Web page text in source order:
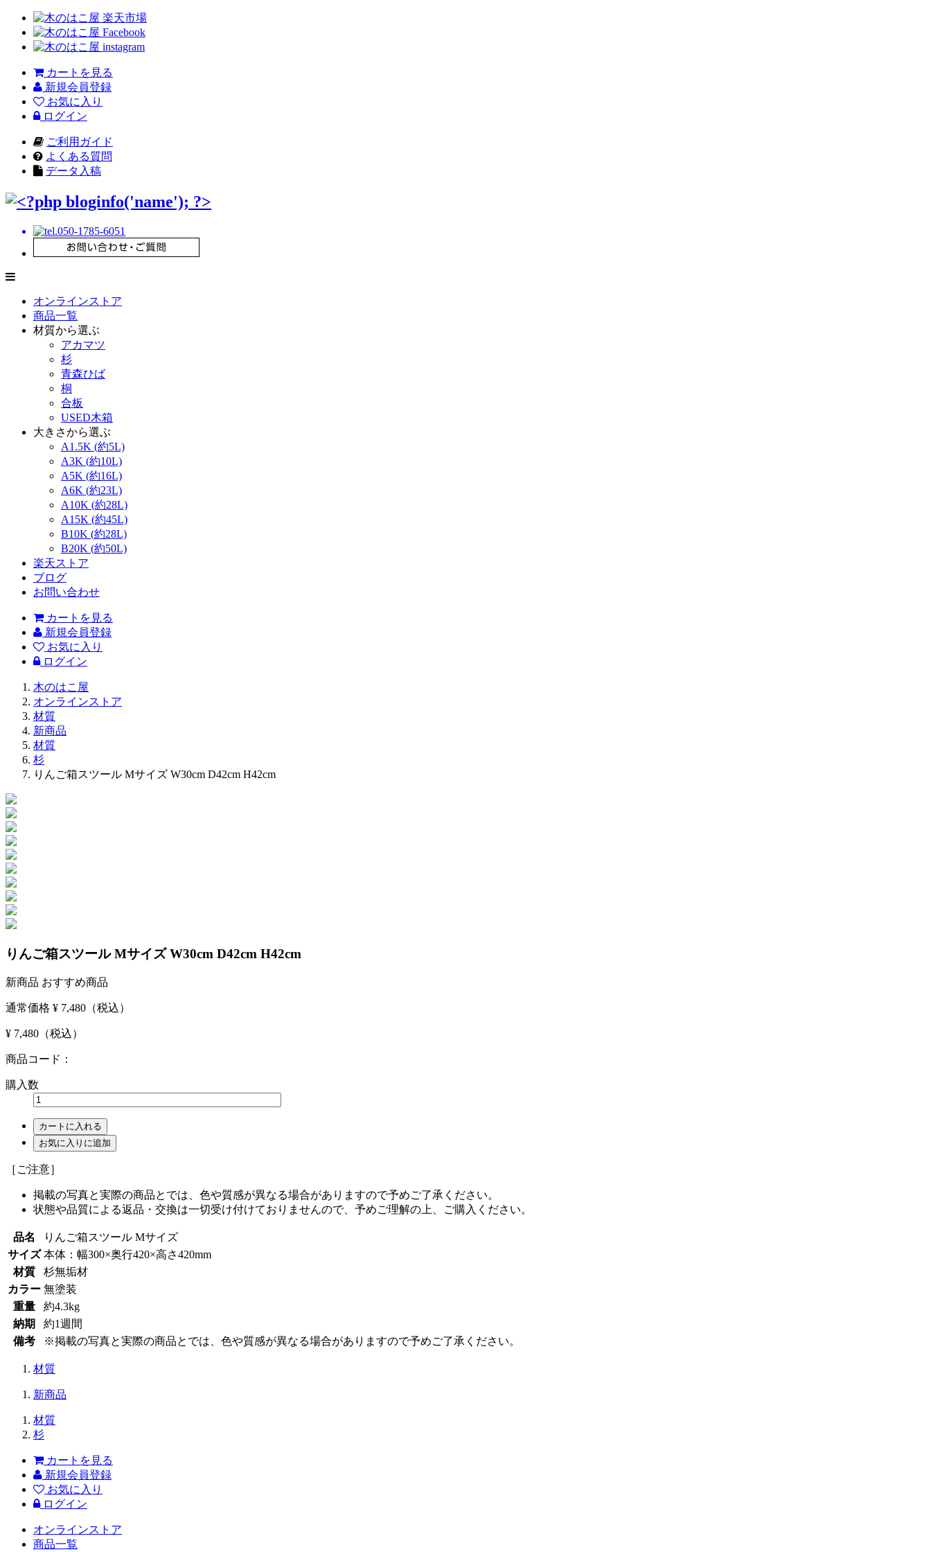
カートを見る
新規会員登録
お気に入り
ログイン
ご利用ガイド
よくある質問
データ入稿
オンラインストア
商品一覧
材質から選ぶ
アカマツ
杉
青森ひば
桐
合板
USED木箱
大きさから選ぶ
A1.5K (約5L)
A3K (約10L)
A5K (約16L)
A6K (約23L)
A10K (約28L)
A15K (約45L)
B10K (約28L)
B20K (約50L)
楽天ストア
ブログ
お問い合わせ
カートを見る
新規会員登録
お気に入り
ログイン
木のはこ屋
オンラインストア
材質
新商品
材質
杉
りんご箱スツール Mサイズ W30cm D42cm H42cm
りんご箱スツール Mサイズ W30cm D42cm H42cm
新商品 おすすめ商品
通常価格 ¥ 7,480 （税込）
¥ 7,480 （税込）
商品コード：
購入数
カートに入れる
お気に入りに追加
［ご注意］
掲載の写真と実際の商品とでは、色や質感が異なる場合がありますので予めご了承ください。
状態や品質による返品・交換は一切受け付けておりませんので、予めご理解の上、ご購入ください。
品名
りんご箱スツール Mサイズ
サイズ 本体：幅300×奥行420×高さ420mm
材質
杉無垢材
カラー 無塗装
重量
約4.3kg
納期
約1週間
備考
※掲載の写真と実際の商品とでは、色や質感が異なる場合がありますので予めご了承ください。
材質
新商品
材質
杉
カートを見る
新規会員登録
お気に入り
ログイン
オンラインストア
商品一覧